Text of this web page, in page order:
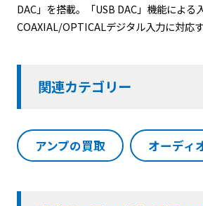
DAC」を搭載。「USB DAC」機能による
COAXIAL/OPTICALデジタル入力に対応す
関連カテゴリー
アンプの買取 オーディ